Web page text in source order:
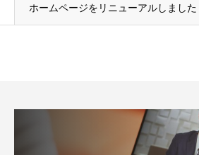
ホームページをリニューアルしました